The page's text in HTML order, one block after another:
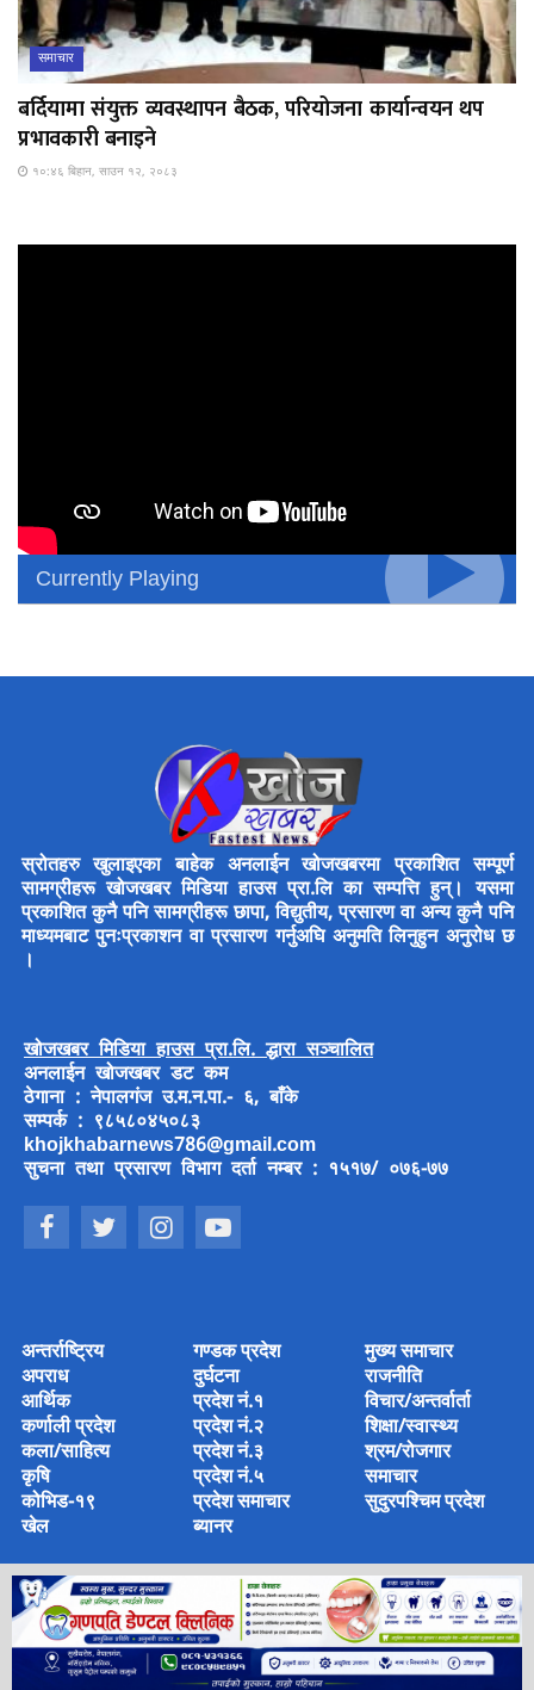
समाचार
बर्दियामा संयुक्त व्यवस्थापन बैठक, परियोजना कार्यान्वयन थप
प्रभावकारी बनाइने
१०:४६ बिहान, साउन १२, २०८३
Currently Playing
स्रोतहरु खुलाइएका बाहेक अनलाईन खोजखबरमा प्रकाशित सम्पूर्ण
सामग्रीहरू खोजखबर मिडिया हाउस प्रा.लि का सम्पत्ति हुन्। यसमा
प्रकाशित कुनै पनि सामग्रीहरू छापा, विद्युतीय, प्रसारण वा अन्य कुनै पनि
माध्यमबाट पुनःप्रकाशन वा प्रसारण गर्नुअघि अनुमति लिनुहुन अनुरोध छ
।
खोजखबर मिडिया हाउस प्रा.लि. द्धारा सञ्चालित
अनलाईन खोजखबर डट कम
ठेगाना : नेपालगंज उ.म.न.पा.- ६, बाँके
सम्पर्क : ९८५८०४५०८३
khojkhabarnews786@gmail.com
सुचना तथा प्रसारण विभाग दर्ता नम्बर : १५१७/ ०७६-७७
अन्तर्राष्ट्रिय
अपराध
आर्थिक
कर्णाली प्रदेश
कला/साहित्य
कृषि
कोभिड-१९
खेल
गण्डक प्रदेश
दुर्घटना
प्रदेश नं.१
प्रदेश नं.२
प्रदेश नं.३
प्रदेश नं.५
प्रदेश समाचार
ब्यानर
मुख्य समाचार
राजनीति
विचार/अन्तर्वार्ता
शिक्षा/स्वास्थ्य
श्रम/रोजगार
समाचार
सुदुरपश्चिम प्रदेश
© 2022 Copyright © 2022 khoj khabar Media House Pvt Ltd
Designed & Developed byAmjad Ansari.